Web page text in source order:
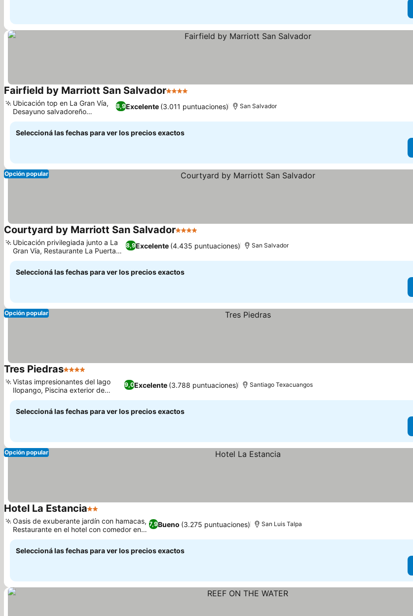
Fairfield by Marriott San Salvador4 Estrellas
8,9Excelente (3.011 puntuaciones)
Ubicación top en La Gran Vía,
Desayuno salvadoreño
auténtico
San Salvador
Seleccioná las fechas para ver los precios exactos
Opción popular
Courtyard by Marriott San Salvador4 Estrellas
8,9Excelente (4.435 puntuaciones)
Ubicación privilegiada junto a La
Gran Vía, Restaurante La Puerta
del Sol
San Salvador
Seleccioná las fechas para ver los precios exactos
Opción popular
Tres Piedras4 Estrellas
9,0Excelente (3.788 puntuaciones)
Vistas impresionantes del lago
Ilopango, Piscina exterior de
temporada
Santiago Texacuangos
Seleccioná las fechas para ver los precios exactos
Opción popular
Hotel La Estancia2 Estrellas
7,9Bueno (3.275 puntuaciones)
Oasis de exuberante jardín con hamacas,
Restaurante en el hotel con comedor en el
patio.
San Luis Talpa
Seleccioná las fechas para ver los precios exactos